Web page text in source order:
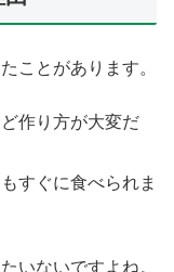
ことがあります。
作り方が大変だ
すぐに食べられま
いないですよね。